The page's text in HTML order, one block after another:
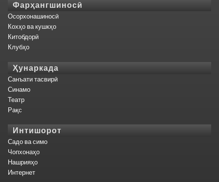
Фарҳангшиносӣ
Осорхонашиносӣ
Кохҳо ва кушкҳо
Китобдорӣ
Клубҳо
Ҳунаркада
Санъати тасвирӣ
Синамо
Театр
Рақс
Интишорот
Садо ва симо
Чопхонаҳо
Нашрияҳо
Интернет